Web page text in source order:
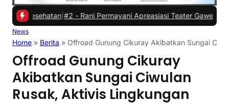
#2 -Rani Permayani Apreasiasi Teater Gawe SMKN 3
News
Home » Berita » Offroad Gunung Cikuray Akibatkan Sungai
Offroad Gunung Cikuray
Akibatkan Sungai Ciwulan
Rusak, Aktivis Lingkungan